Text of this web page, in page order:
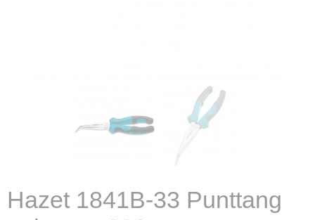
Hazet 1841B-33 Punttang